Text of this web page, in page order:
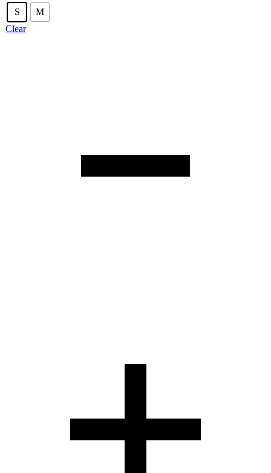
S
M
Clear